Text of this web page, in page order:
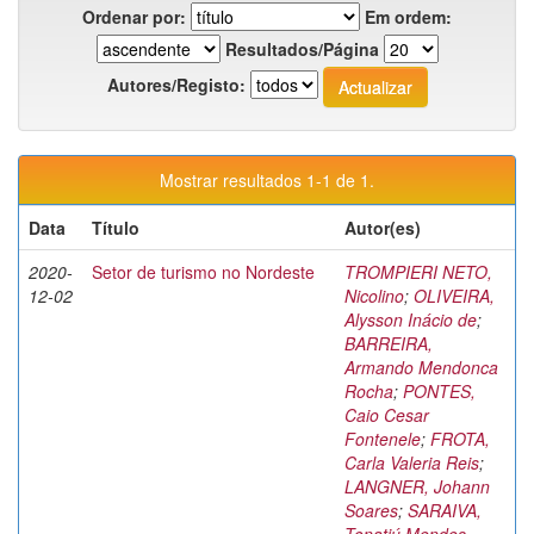
Ordenar por:
Em ordem:
Resultados/Página
Autores/Registo:
Mostrar resultados 1-1 de 1.
Data
Título
Autor(es)
2020-
12-02
Setor de turismo no Nordeste
TROMPIERI NETO,
Nicolino; OLIVEIRA,
Alysson Inácio de;
BARREIRA,
Armando Mendonca
Rocha; PONTES,
Caio Cesar
Fontenele; FROTA,
Carla Valeria Reis;
LANGNER, Johann
Soares; SARAIVA,